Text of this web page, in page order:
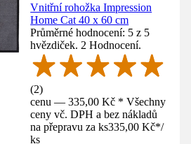
Vnitřní rohožka Impression
Home Cat 40 x 60 cm
Průměrné hodnocení: 5 z 5
hvězdiček. 2 Hodnocení.
(2)
cenu — 335,00 Kč * Všechny
ceny vč. DPH a bez nákladů
na přepravu za ks335,00 Kč*/
ks